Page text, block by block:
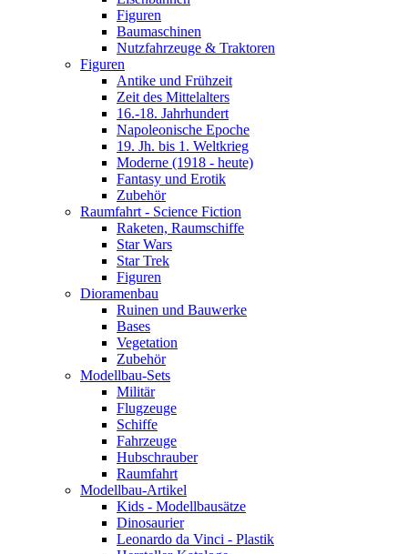
Figuren
Baumaschinen
Nutzfahrzeuge & Traktoren
Figuren
Antike und Frühzeit
Zeit des Mittelalters
16.-18. Jahrhundert
Napoleonische Epoche
19. Jh. bis 1. Weltkrieg
Moderne (1918 - heute)
Fantasy und Erotik
Zubehör
Raumfahrt - Science Fiction
Raketen, Raumschiffe
Star Wars
Star Trek
Figuren
Dioramenbau
Ruinen und Bauwerke
Bases
Vegetation
Zubehör
Modellbau-Sets
Militär
Flugzeuge
Schiffe
Fahrzeuge
Hubschrauber
Raumfahrt
Modellbau-Artikel
Kids - Modellbausätze
Dinosaurier
Leonardo da Vinci - Plastik